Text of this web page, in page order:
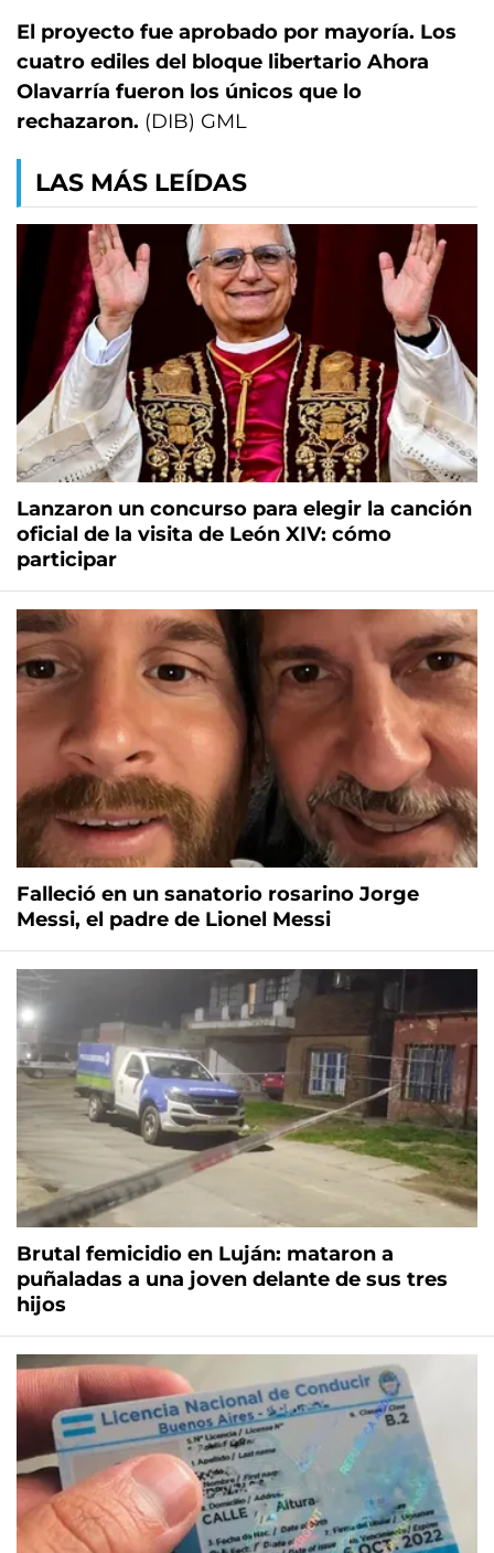
El proyecto fue aprobado por mayoría. Los
cuatro ediles del bloque libertario Ahora
Olavarría fueron los únicos que lo
rechazaron. (DIB) GML
LAS MÁS LEÍDAS
Lanzaron un concurso para elegir la canción
oficial de la visita de León XIV: cómo
participar
Falleció en un sanatorio rosarino Jorge
Messi, el padre de Lionel Messi
Brutal femicidio en Luján: mataron a
puñaladas a una joven delante de sus tres
hijos